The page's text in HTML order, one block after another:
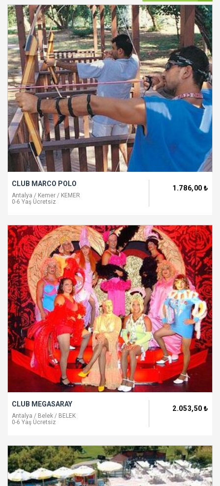
CLUB MARCO POLO
Antalya / Kemer / KEMER
0-6 Yaş Ücretsiz
1.786,00 ₺
CLUB MEGASARAY
Antalya / Belek / BELEK
0-6 Yaş Ücretsiz
2.053,50 ₺